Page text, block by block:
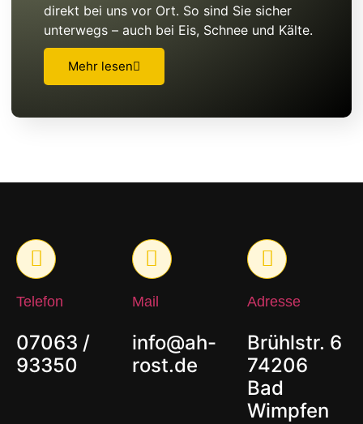
direkt bei uns vor Ort. So sind Sie sicher
unterwegs – auch bei Eis, Schnee und Kälte.
Mehr lesen
Telefon
07063 /
93350
Mail
info@ah-
rost.de
Adresse
Brühlstr. 6
74206
Bad
Wimpfen